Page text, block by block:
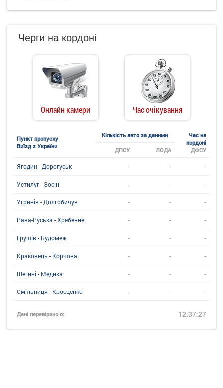
Черги на кордоні
Онлайн камери Час очікування
Пункт пропуску
Виїзд з України
Кількість авто за даними
Час на
кордоні
ДФСУ
ДПСУ ЛОДА
Ягодин - Дорогуськ - - -
Устилуг - Зосін - - -
Угринiв - Долгобичув - - -
Рава-Руська - Хребенне - - -
Грушів - Будомеж - - -
Краковець - Корчова - - -
Шегині - Медика - - -
Смільниця - Кросценко - - -
Дані перевірено о: 12:37:27